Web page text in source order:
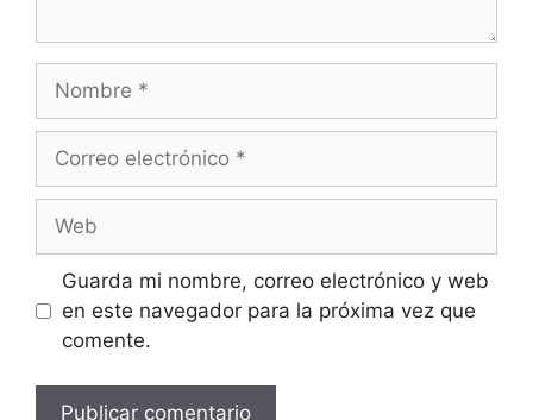
electrónico
Guarda mi nombre, correo electrónico y web
en este navegador para la próxima vez que
comente.